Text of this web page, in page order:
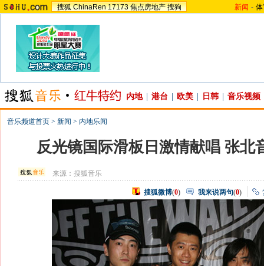
搜狐 ChinaRen 17173 焦点房地产 搜狗 新闻 -
内地 港台 欧美 日韩 音乐视频
音乐频道首页 > 新闻 > 内地乐闻
反光镜国际滑板日激情献唱 张北
来源：搜狐音乐
搜狐微博(0) 我来说两句(0)